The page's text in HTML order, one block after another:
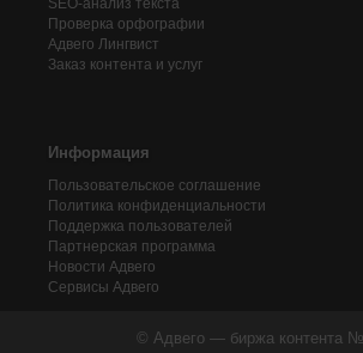
SEO-анализ текста
Проверка орфографии
Адвего Лингвист
Заказ контента и услуг
Информация
Пользовательское соглашение
Политика конфиденциальности
Поддержка пользователей
Партнерская программа
Новости Адвего
Сервисы Адвего
© Адвего — биржа контента